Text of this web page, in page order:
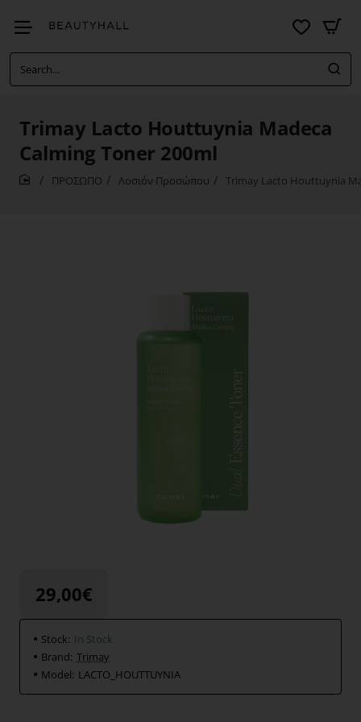
Search...
Trimay Lacto Houttuynia Madeca
Calming Toner 200ml
ΠΡΟΣΩΠΟ Λοσιόν Προσώπου Trimay Lacto Houttuynia
29,00€
Stock: In Stock
Brand: Trimay
Model: LACTO_HOUTTUYNIA